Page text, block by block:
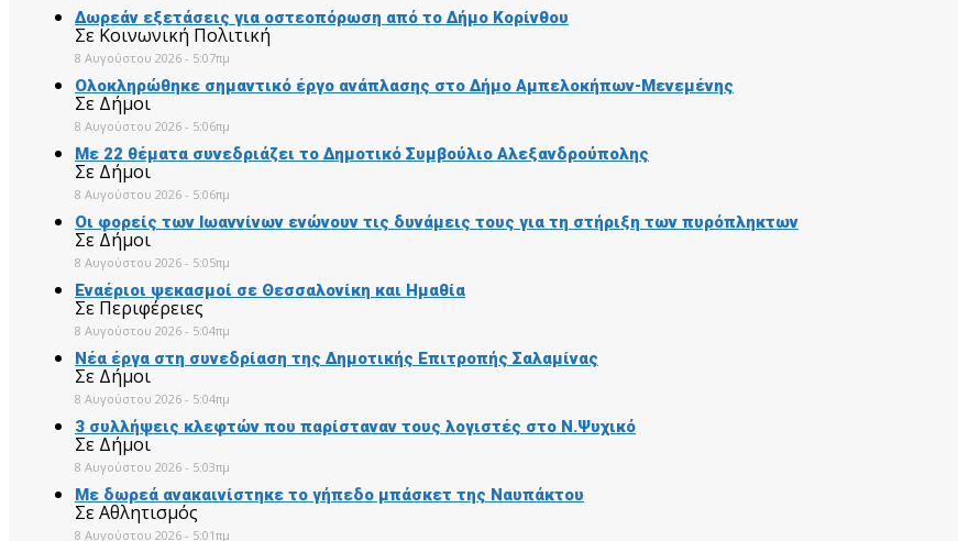
Δωρεάν εξετάσεις για οστεοπόρωση από το Δήμο Κορίνθου
Σε Κοινωνική Πολιτική
8 Αυγούστου 2026 - 5:07πμ
Ολοκληρώθηκε σημαντικό έργο ανάπλασης στο Δήμο Αμπελοκήπων-Μενεμένης
Σε Δήμοι
8 Αυγούστου 2026 - 5:06πμ
Με 22 θέματα συνεδριάζει το Δημοτικό Συμβούλιο Αλεξανδρούπολης
Σε Δήμοι
8 Αυγούστου 2026 - 5:06πμ
Οι φορείς των Ιωαννίνων ενώνουν τις δυνάμεις τους για τη στήριξη των πυρόπληκτων
Σε Δήμοι
8 Αυγούστου 2026 - 5:05πμ
Εναέριοι ψεκασμοί σε Θεσσαλονίκη και Ημαθία
Σε Περιφέρειες
8 Αυγούστου 2026 - 5:04πμ
Νέα έργα στη συνεδρίαση της Δημοτικής Επιτροπής Σαλαμίνας
Σε Δήμοι
8 Αυγούστου 2026 - 5:04πμ
3 συλλήψεις κλεφτών που παρίσταναν τους λογιστές στο Ν.Ψυχικό
Σε Δήμοι
8 Αυγούστου 2026 - 5:03πμ
Με δωρεά ανακαινίστηκε το γήπεδο μπάσκετ της Ναυπάκτου
Σε Αθλητισμός
8 Αυγούστου 2026 - 5:01πμ